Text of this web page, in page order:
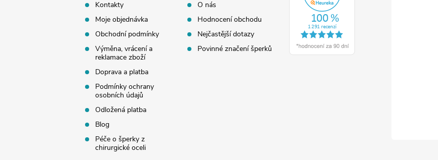
Kontakty
Moje objednávka
Obchodní podmínky
Výměna, vrácení a
reklamace zboží
Doprava a platba
Podmínky ochrany
osobních údajů
Odložená platba
Blog
Péče o šperky z
chirurgické oceli
O nás
Hodnocení obchodu
Nejčastější dotazy
Povinné značení šperků